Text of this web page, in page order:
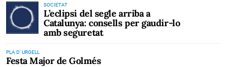
SOCIETAT
L’eclipsi del segle arriba a
Catalunya: consells per gaudir-lo
amb seguretat
PLA D' URGELL
Festa Major de Golmés